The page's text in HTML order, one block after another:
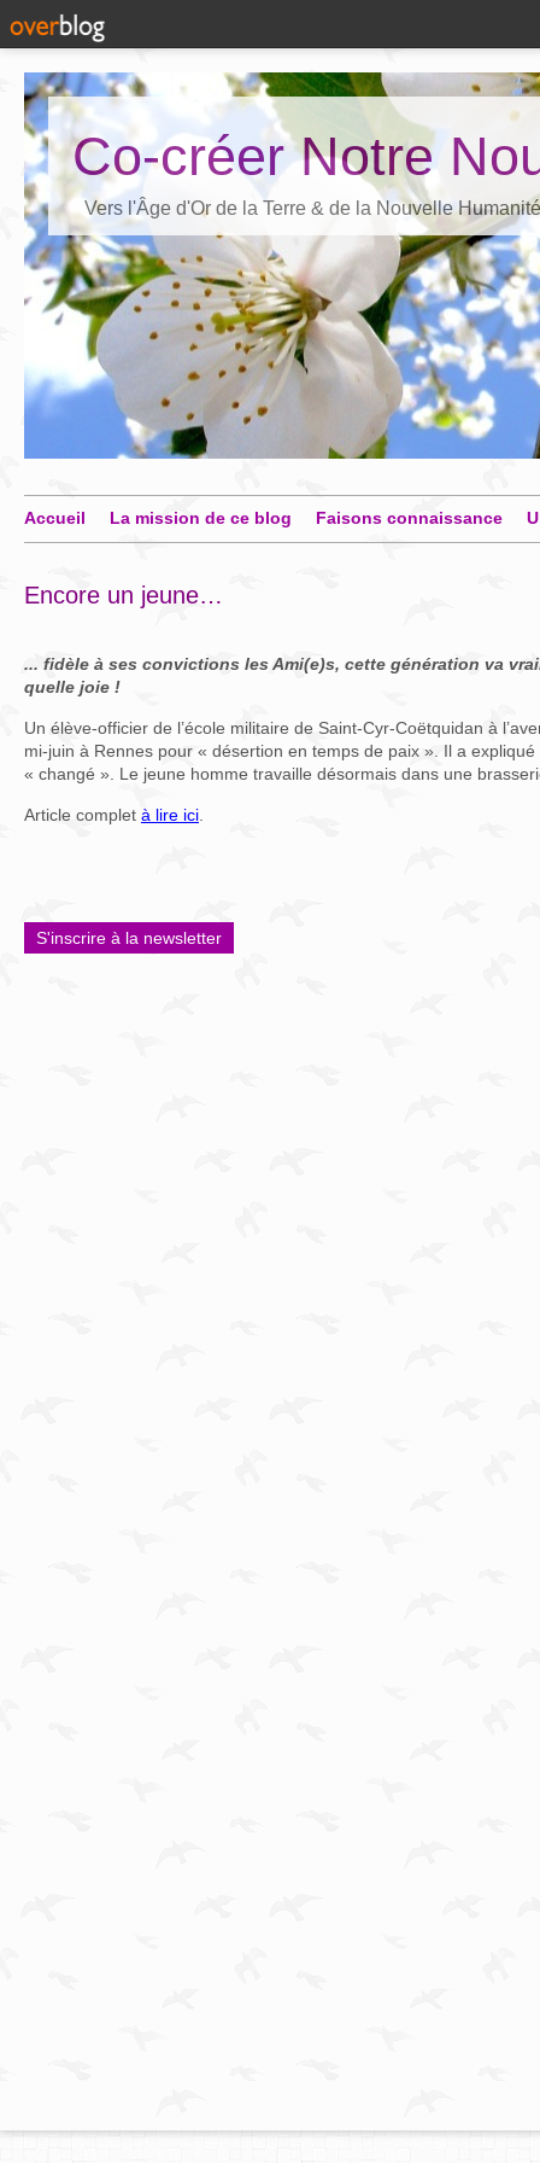
Co-créer Notre
Vers l'Âge d'Or de la Terre & de la Nouvelle Humanité
Accueil La mission de ce blog Faisons connaissance
Encore un jeune…
... fidèle à ses convictions les Ami(e)s, cette génération va
quelle joie !
Un élève-officier de l’école militaire de Saint-Cyr-Coëtquidan à
mi-juin à Rennes pour « désertion en temps de paix ». Il a
« changé ». Le jeune homme travaille désormais dans une
Article complet à lire ici
S'inscrire à la newsletter